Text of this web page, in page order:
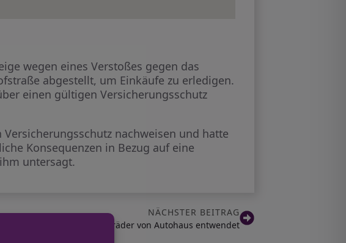
wegen eines Verstoßes gegen das
abgestellt, um Einkäufe zu erledigen.
einen gültigen Versicherungsschutz
nachweisen und hatte
Konsequenzen in Bezug auf eine
untersagt.
NÄCHSTER BEITRAG
Kompletträder von Autohaus entwendet